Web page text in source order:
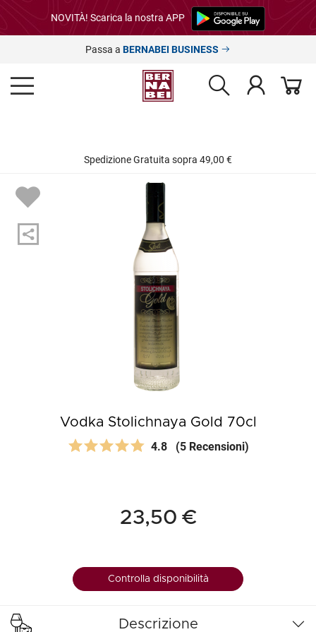
NOVITÀ! Scarica la nostra APP
Passa a BERNABEI BUSINESS
Spedizione Gratuita sopra 49,00 €
Vodka Stolichnaya Gold 70cl
4.8 (5 Recensioni)
23,50 €
Controlla disponibilità
Descrizione